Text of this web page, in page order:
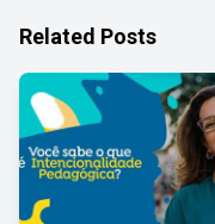
Related Posts